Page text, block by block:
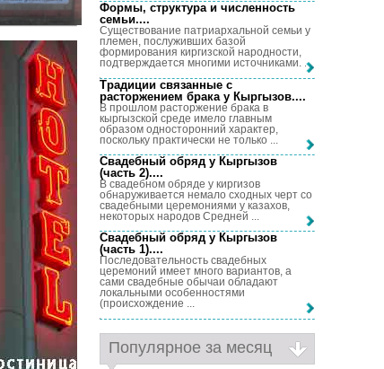
Формы, структура и численность
семьи....
Существование патриархальной семьи у
племен, послуживших базой
формирования киргизской народности,
подтверждается многими источниками. ...
Традиции связанные с
расторжением брака у Кыргызов....
В прошлом расторжение брака в
кыргызской среде имело главным
образом односторонний характер,
поскольку практически не только ...
Свадебный обряд у Кыргызов
(часть 2)....
В свадебном обряде у киргизов
обнаруживается немало сходных черт со
свадебными церемониями у казахов,
некоторых народов Средней ...
Свадебный обряд у Кыргызов
(часть 1)....
Последовательность свадебных
церемоний имеет много вариантов, а
сами свадебные обычаи обладают
локальными особенностями
(происхождение ...
Популярное за месяц